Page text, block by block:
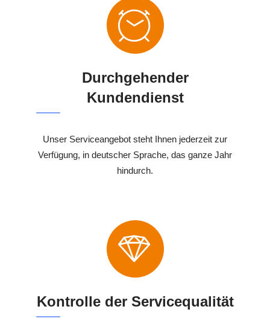
Durchgehender
Kundendienst
Unser Serviceangebot steht Ihnen jederzeit zur
Verfügung, in deutscher Sprache, das ganze Jahr
hindurch.
Kontrolle der Servicequalität